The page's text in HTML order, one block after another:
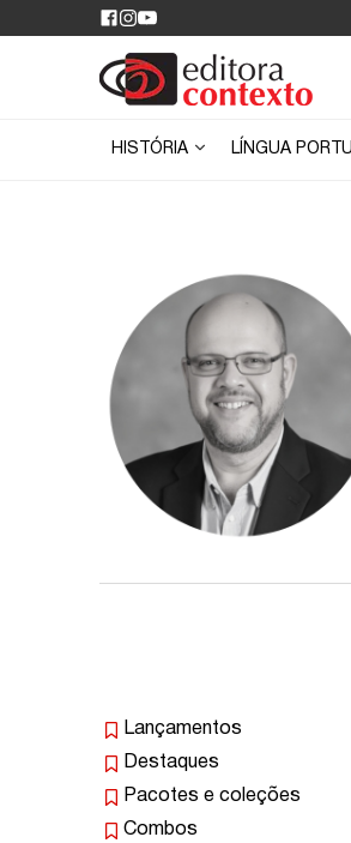
HISTÓRIA LÍNGUA
Lançamentos
Destaques
Pacotes e coleções
Combos